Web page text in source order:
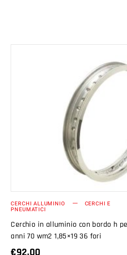
AGGIUNGI AL
CERCHI ALLUMINIO CERCHI E
PNEUMATICI
Cerchio in alluminio con bordo h
anni 70 wm2 1,85×19 36 fori
€92.00